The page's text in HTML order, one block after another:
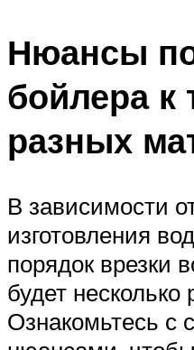
Нюансы
бойлера к
разных
В зависимости
изготовления
порядок врезки
будет несколько
Ознакомьтесь